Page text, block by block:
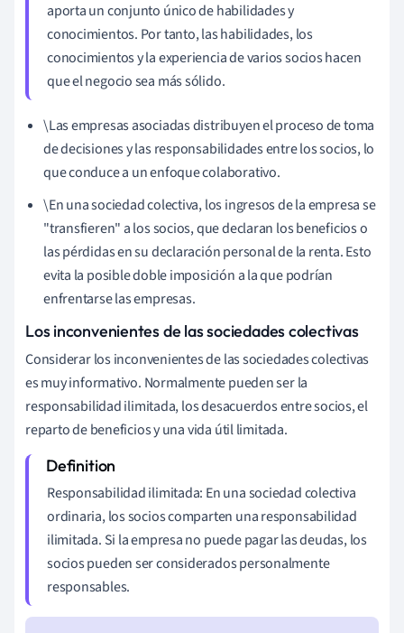
aporta un conjunto único de habilidades y
conocimientos. Por tanto, las habilidades, los
conocimientos y la experiencia de varios socios hacen
que el negocio sea más sólido.
\Las empresas asociadas distribuyen el proceso de toma
de decisiones y las responsabilidades entre los socios, lo
que conduce a un enfoque colaborativo.
\En una sociedad colectiva, los ingresos de la empresa se
"transfieren" a los socios, que declaran los beneficios o
las pérdidas en su declaración personal de la renta. Esto
evita la posible doble imposición a la que podrían
enfrentarse las empresas.
Los inconvenientes de las sociedades colectivas
Considerar los inconvenientes de las sociedades colectivas
es muy informativo. Normalmente pueden ser la
responsabilidad ilimitada, los desacuerdos entre socios, el
reparto de beneficios y una vida útil limitada.
Responsabilidad ilimitada: En una sociedad colectiva
ordinaria, los socios comparten una responsabilidad
ilimitada. Si la empresa no puede pagar las deudas, los
socios pueden ser considerados personalmente
responsables.